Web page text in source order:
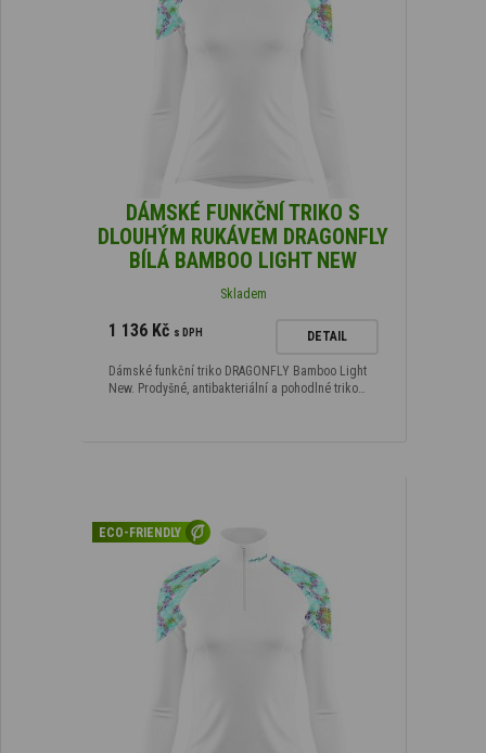
DÁMSKÉ FUNKČNÍ TRIKO S
DLOUHÝM RUKÁVEM DRAGONFLY
BÍLÁ BAMBOO LIGHT NEW
Skladem
1 136 Kč s DPH DETAIL
Dámské funkční triko DRAGONFLY Bamboo Light
New. Prodyšné, antibakteriální a pohodlné triko…
ECO-FRIENDLY